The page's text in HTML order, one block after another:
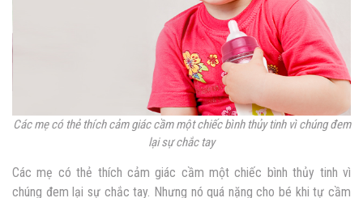
Các mẹ có thẻ thích cảm giác cầm một chiếc bình thủy tinh vì chúng đem
lại sự chắc tay
Các mẹ có thẻ thích cảm giác cầm một chiếc bình thủy tinh vì
chúng đem lại sự chắc tay. Nhưng nó quá nặng cho bé khi tự cầm